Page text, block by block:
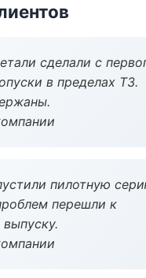
сделали с
в пределах ТЗ.
пилотную
перешли к